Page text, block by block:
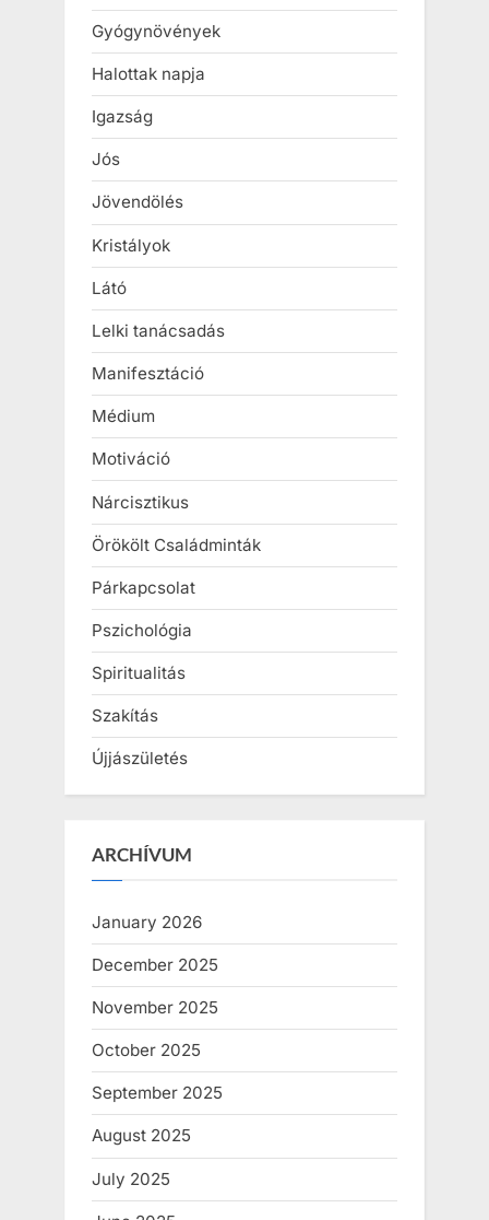
Gyógynövények
Halottak napja
Igazság
Jós
Jövendölés
Kristályok
Látó
Lelki tanácsadás
Manifesztáció
Médium
Motiváció
Nárcisztikus
Örökölt Családminták
Párkapcsolat
Pszichológia
Spiritualitás
Szakítás
Újjászületés
ARCHÍVUM
January 2026
December 2025
November 2025
October 2025
September 2025
August 2025
July 2025